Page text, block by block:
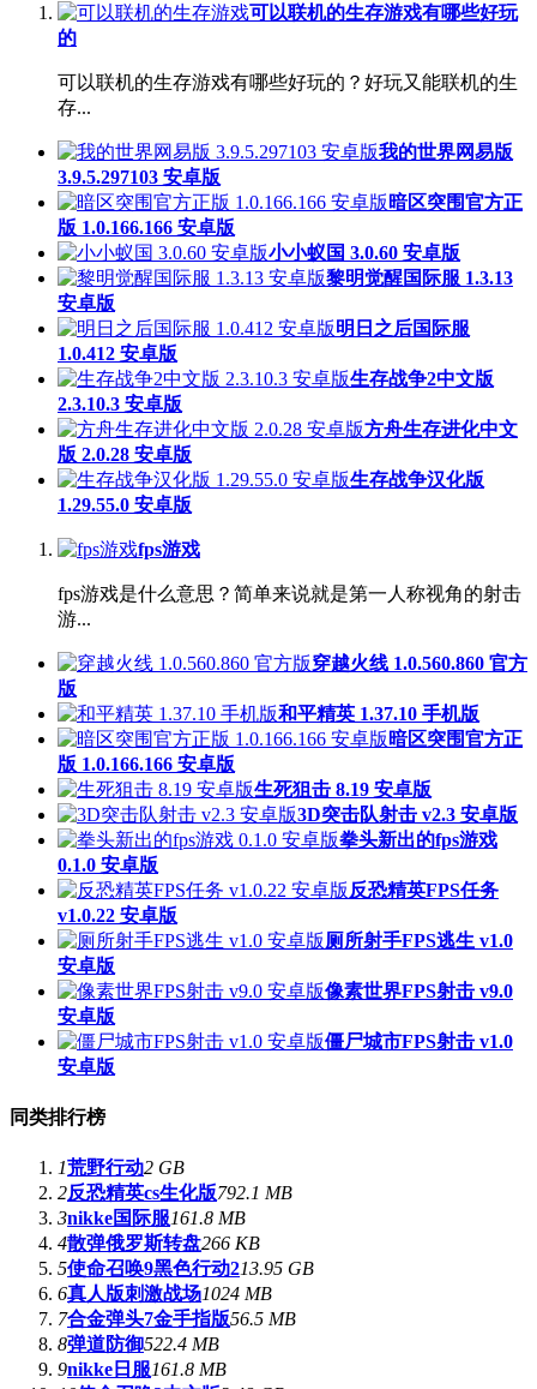
可以联机的生存游戏有哪些好玩
的
可以联机的生存游戏有哪些好玩的？好玩又能联机的生
存...
我的世界网易版
3.9.5.297103 安卓版
暗区突围官方正
版 1.0.166.166 安卓版
小小蚁国 3.0.60 安卓版
黎明觉醒国际服 1.3.13
安卓版
明日之后国际服
1.0.412 安卓版
生存战争2中文版
2.3.10.3 安卓版
方舟生存进化中文
版 2.0.28 安卓版
生存战争汉化版
1.29.55.0 安卓版
fps游戏
fps游戏是什么意思？简单来说就是第一人称视角的射击
游...
穿越火线 1.0.560.860 官方
版
和平精英 1.37.10 手机版
暗区突围官方正
版 1.0.166.166 安卓版
生死狙击 8.19 安卓版
3D突击队射击 v2.3 安卓版
拳头新出的fps游戏
0.1.0 安卓版
反恐精英FPS任务
v1.0.22 安卓版
厕所射手FPS逃生 v1.0
安卓版
像素世界FPS射击 v9.0
安卓版
僵尸城市FPS射击 v1.0
安卓版
同类排行榜
1荒野行动2 GB
2反恐精英cs生化版792.1 MB
3nikke国际服161.8 MB
4散弹俄罗斯转盘266 KB
5使命召唤9黑色行动213.95 GB
6真人版刺激战场1024 MB
7合金弹头7金手指版56.5 MB
8弹道防御522.4 MB
9nikke日服161.8 MB